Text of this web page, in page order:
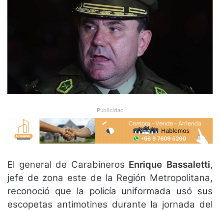
Publicidad
El general de Carabineros Enrique Bassaletti,
jefe de zona este de la Región Metropolitana,
reconoció que la policía uniformada usó sus
escopetas antimotines durante la jornada del